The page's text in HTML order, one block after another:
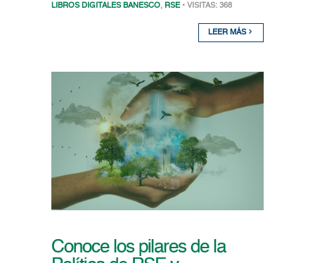
LIBROS DIGITALES BANESCO, RSE • VISITAS: 368
LEER MÁS
Conoce los pilares de la